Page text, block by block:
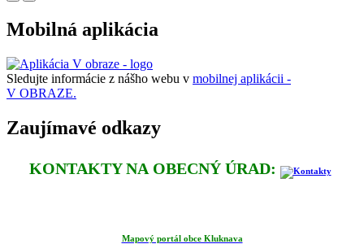
Mobilná aplikácia
Sledujte informácie z nášho webu v mobilnej aplikácii -
V OBRAZE.
Zaujímavé odkazy
KONTAKTY NA OBECNÝ ÚRAD:
Mapový portál obce Kluknava